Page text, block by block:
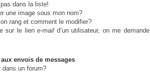
pas dans la liste!
une image sous mon nom?
rang et comment le modifier?
sur le liene-mail d’un utilisateur, on me
envois de messages
dans un forum?